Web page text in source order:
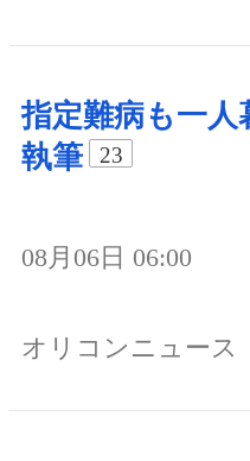
指定難病も一人
執筆
23
08月06日 06:00
オリコンニュース